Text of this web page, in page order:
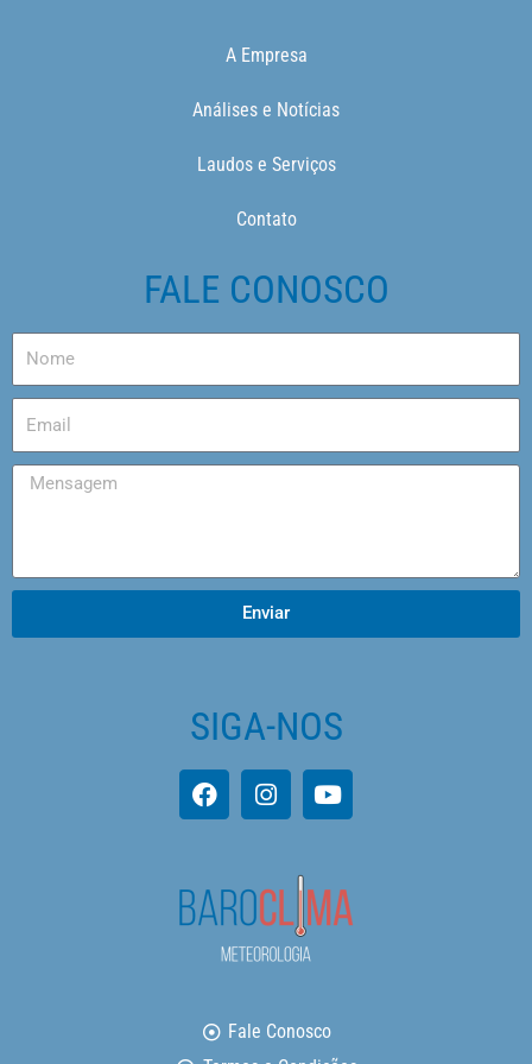
A Empresa
Análises e Notícias
Laudos e Serviços
Contato
FALE CONOSCO
Enviar
SIGA-NOS
Fale Conosco